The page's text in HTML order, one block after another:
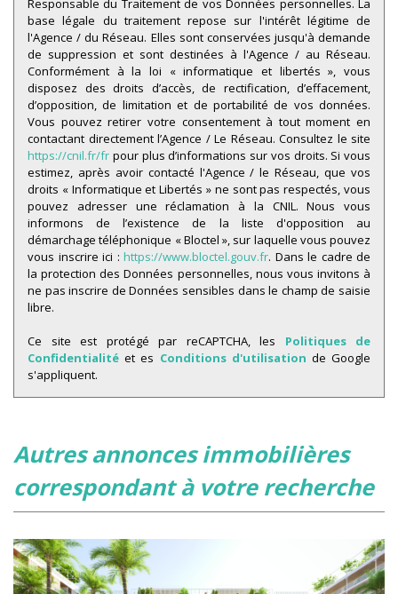
Habitants de 25 à 55 ans
37,48 %
Habitants de plus de 55 ans
34,25 %
Nombre d'enfants par famille
0,88
Familles sans enfant
48,67 %
Familles avec 1 ou 2 enfants
12,26 %
Maisons
7,90 %
Appartements
92,10 %
Familles avec 3 enfants
5,54 %
base légale du traitement repose sur l'intérêt légitime de
l'Agence / du Réseau. Elles sont conservées jusqu'à demande
de suppression et sont destinées à l'Agence / au Réseau.
Conformément à la loi « informatique et libertés », vous
disposez des droits d’accès, de rectification, d’effacement,
d’opposition, de limitation et de portabilité de vos données.
Vous pouvez retirer votre consentement à tout moment en
contactant directement l’Agence / Le Réseau. Consultez le site
https://cnil.fr/fr pour plus d’informations sur vos droits. Si vous
estimez, après avoir contacté l'Agence / le Réseau, que vos
droits « Informatique et Libertés » ne sont pas respectés, vous
pouvez adresser une réclamation à la CNIL. Nous vous
informons de l’existence de la liste d'opposition au
démarchage téléphonique « Bloctel », sur laquelle vous pouvez
vous inscrire ici : https://www.bloctel.gouv.fr. Dans le cadre de
la protection des Données personnelles, nous vous invitons à
ne pas inscrire de Données sensibles dans le champ de saisie
libre.
Ce site est protégé par reCAPTCHA, les Politiques de
Confidentialité et es Conditions d'utilisation de Google
s'appliquent.
autres annonces immobilières
correspondant à votre recherche